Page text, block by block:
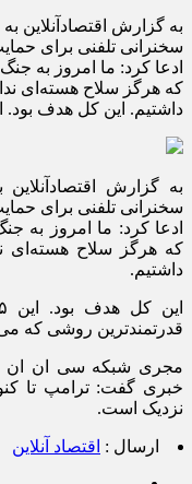
به گزارش اقتصادآنلاین
سخنرانی تلفنی برای
ادعا کرد: ما امروز به جنگ
که هرگز سلاح هسته‌ای
داشتیم. این کل هدف بود. این ۹۵ درصد
به گزارش
سخنرانی تلفنی برای
ادعا کرد: ما امروز به
که هرگز سلاح هسته‌ای
داشتیم.
قدرتمندترین روشی که
مجری شبکه سی ان ان
نزدیک است.
ارسال : اقتصاد آنلاین